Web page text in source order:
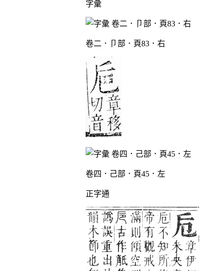
字彙
卷二．卩部．頁83．右
卷四．己部．頁45．左
正字通